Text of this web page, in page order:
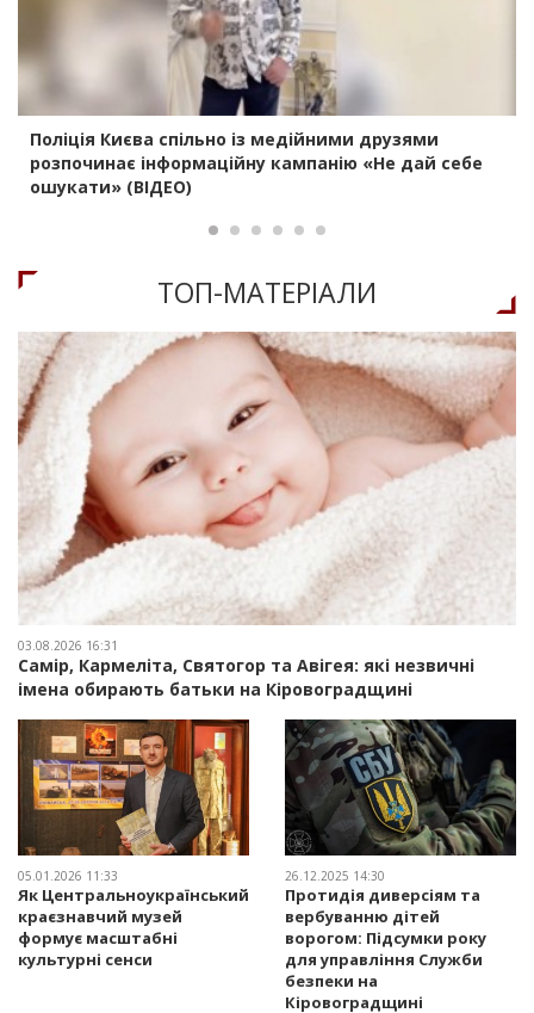
Поліція Києва спільно із медійними друзями
розпочинає інформаційну кампанію «Не дай себе
ошукати» (ВІДЕО)
ТОП-МАТЕРIАЛИ
03.08.2026 16:31
Самір, Кармеліта, Святогор та Авігея: які незвичні
імена обирають батьки на Кіровоградщині
05.01.2026 11:33
Як Центральноукраїнський
краєзнавчий музей
формує масштабні
культурні сенси
26.12.2025 14:30
Протидія диверсіям та
вербуванню дітей
ворогом: Підсумки року
для управління Служби
безпеки на
Кіровоградщині